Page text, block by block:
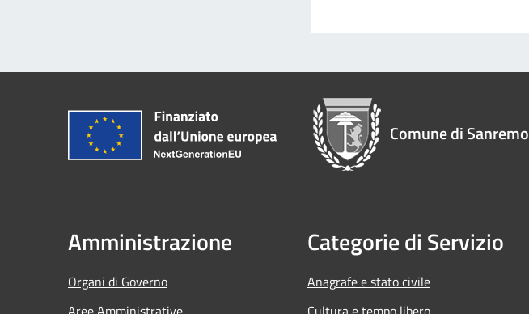
Comune di Sanremo
Amministrazione
Organi di Governo
Categorie di Servizio
Anagrafe e stato civile